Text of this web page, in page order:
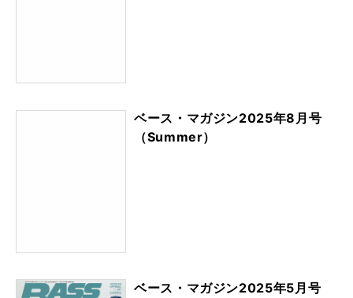
ベース・マガジン2025年8月号
（Summer）
ベース・マガジン2025年5月号